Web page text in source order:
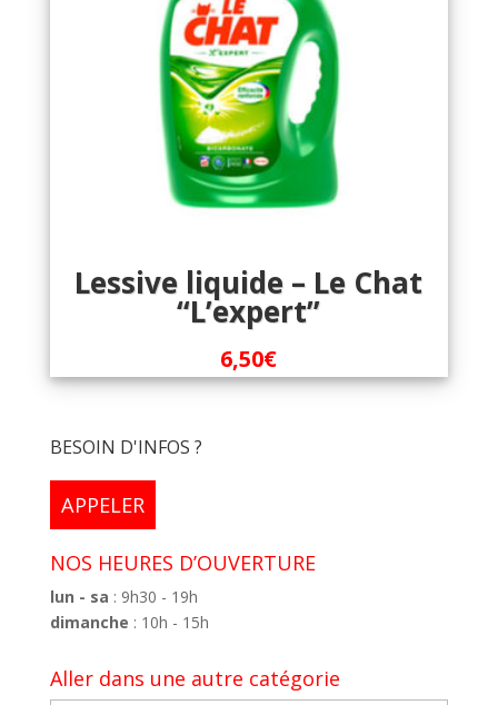
Lessive liquide – Le Chat
“L’expert”
6,50€
BESOIN D'INFOS ?
APPELER
NOS HEURES D’OUVERTURE
lun - sa : 9h30 - 19h
dimanche : 10h - 15h
Aller dans une autre catégorie